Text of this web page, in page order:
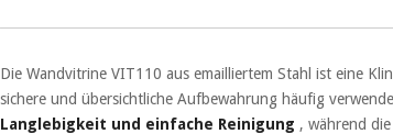
Die Wandvitrine VIT110 aus emailliertem Stahl ist eine
sichere und übersichtliche Aufbewahrung häufig
Langlebigkeit und einfache Reinigung , während